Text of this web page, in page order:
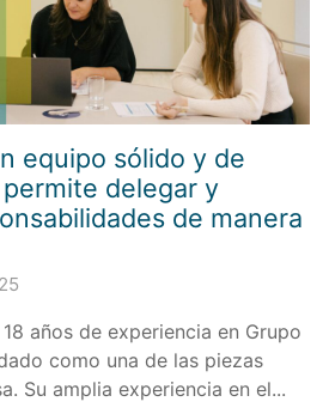
equipo sólido y de
delegar y
de manera
años de experiencia en Grupo
como una de las piezas
Su amplia experiencia en el...